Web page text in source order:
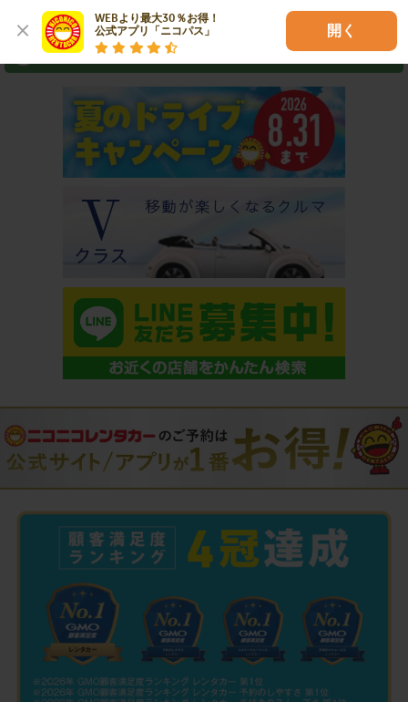
WEBより最大30％お得！
公式アプリ「ニコパス」
開く
⇒ アプリなら最短3分スピード出発！
おすすめコンテンツ